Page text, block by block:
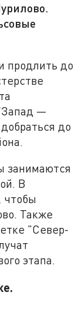
продлить до
—
до
занимаются
В
чтобы
Также
"Север-
этапа.